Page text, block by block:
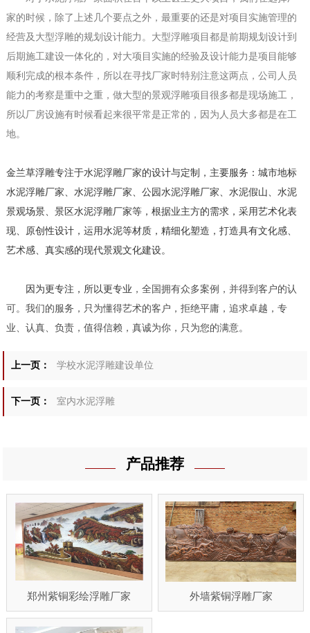
家的时候，除了上述几个要点之外，最重要的还是对项目实施管理的
经营及大型浮雕的规划设计能力。大型浮雕项目都是前期规划设计到
后期施工建设一体化的，对大项目实施的经验及设计能力是项目能够
顺利完成的根本条件，所以在寻找厂家时特别注意这两点，公司人员
能力的考察是重中之重，做大型的景观浮雕项目很多都是现场施工，
所以厂房设施有时候看起来很平常是正常的，因为人员大多都是在工
地。
金兰草浮雕专注于水泥浮雕厂家的设计与定制，主要服务：城市地标
水泥浮雕厂家、水泥浮雕厂家、公园水泥浮雕厂家、水泥假山、水泥
景观场景、景区水泥浮雕厂家等，根据业主方的需求，采用艺术化表
现、原创性设计，运用水泥等材质，精细化塑造，打造具有文化感、
艺术感、真实感的现代景观文化建设。
因为更专注，所以更专业 ， 全国拥有众多案例，并得到客户的认
可。我们的服务， 只为懂得艺术的客户，拒绝平庸，追求卓越，专
业、认真、负责，值得信赖，真诚为你，只为您的满意。
上一页： 学校水泥浮雕建设单位
下一页： 室内水泥浮雕
产品推荐
郑州紫铜彩绘浮雕厂家 外墙紫铜浮雕厂家